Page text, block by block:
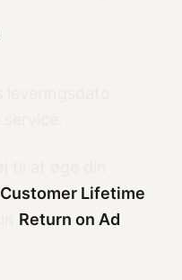
Customer Lifetime
Return on Ad